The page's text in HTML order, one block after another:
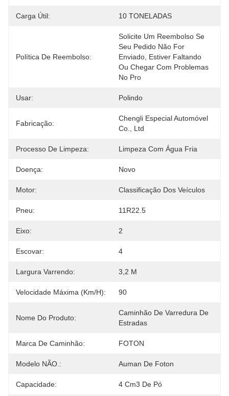
Carga Útil: 10 TONELADAS
Política De Reembolso:
Solicite Um Reembolso Se
Seu Pedido Não For
Enviado, Estiver Faltando
Ou Chegar Com Problemas
No Pro
Usar: Polindo
Fabricação:
Chengli Especial Automóvel
Co., Ltd
Processo De Limpeza: Limpeza Com Água Fria
Doença: Novo
Motor: Classificação Dos Veículos
Pneu: 11R22.5
Eixo: 2
Escovar: 4
Largura Varrendo: 3,2 M
Velocidade Máxima (km/h): 90
Nome Do Produto:
Caminhão De Varredura De
Estradas
Marca De Caminhão: FOTON
Modelo NÃO.: Auman De Foton
Capacidade: 4 Cm3 De Pó